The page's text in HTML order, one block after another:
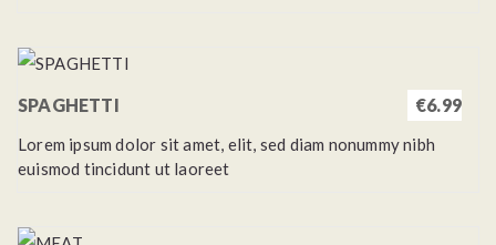
SPAGHETTI €6.99
Lorem ipsum dolor sit amet, elit, sed diam nonummy nibh
euismod tincidunt ut laoreet